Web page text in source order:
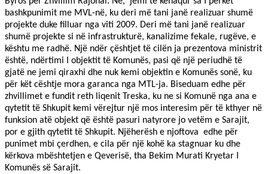
bashkpunimit me MVL-në, ku deri më tani janë realizuar shumë
projekte duke filluar nga viti 2009. Deri më tani janë realizuar
shumë projekte si në infrastrukturë, kanalizime fekale, rugëve, e
kështu me radhë. Një ndër çështjet të cilën ja prezentova ministrit
është, ndërtimi I objektit të Komunës, pasi që një periudhë të
gjatë ne jemi qiraxhi dhe nuk kemi objektin e Komunës sonë, ku
për kët cështje mora garanca nga MTL-ja. Biseduam edhe për
zhvillimet e fundit reth liqenit Treska, ku ne si Komunë nga ana e
qytetit të Shkupit kemi vërejtur një mos interesim për të kthyer në
funksion atë objekt që është pasuri natyrore jo vetëm e Sarajit,
por e gjith qytetit të Shkupit. Njëherësh e njoftova edhe për
punimet mbi çerdhen, e cila për një kohë ka stagnuar ku dhe
kërkova mbështetjen e Qeverisë, tha Bekim Murati Kryetar I
Komunës së Sarajit.